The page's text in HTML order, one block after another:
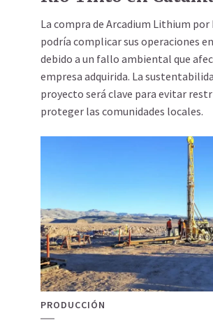
La compra de Arcadium Lithium
podría complicar sus operaciones
debido a un fallo ambiental que
empresa adquirida. La
proyecto será clave para evitar
proteger las comunidades locales.
PRODUCCIÓN